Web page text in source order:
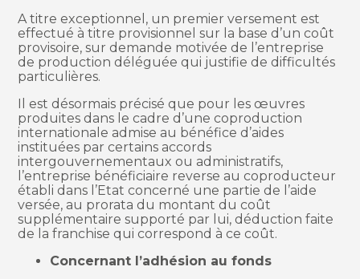
A titre exceptionnel, un premier versement est
effectué à titre provisionnel sur la base d’un coût
provisoire, sur demande motivée de l’entreprise
de production déléguée qui justifie de difficultés
particulières.
Il est désormais précisé que pour les œuvres
produites dans le cadre d’une coproduction
internationale admise au bénéfice d’aides
instituées par certains accords
intergouvernementaux ou administratifs,
l’entreprise bénéficiaire reverse au coproducteur
établi dans l’Etat concerné une partie de l’aide
versée, au prorata du montant du coût
supplémentaire supporté par lui, déduction faite
de la franchise qui correspond à ce coût.
Concernant l’adhésion au fonds